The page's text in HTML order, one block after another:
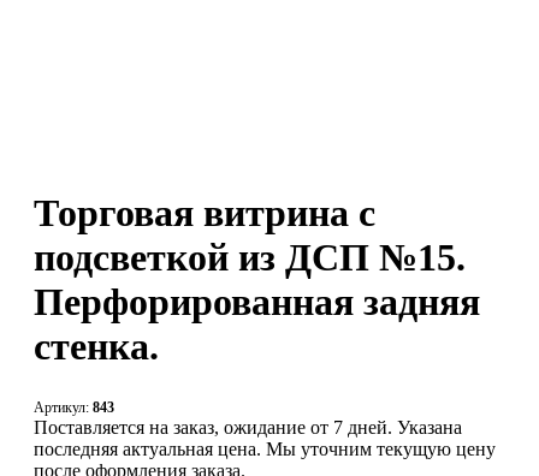
Торговая витрина с
подсветкой из ДСП №15.
Перфорированная задняя
стенка.
Артикул: 843
Поставляется на заказ, ожидание от 7 дней. Указана
последняя актуальная цена. Мы уточним текущую цену
после оформления заказа.